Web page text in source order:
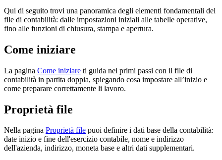
Qui di seguito trovi una panoramica degli elementi fondamentali del
file di contabilità: dalle impostazioni iniziali alle tabelle operative,
fino alle funzioni di chiusura, stampa e apertura.
Come iniziare
La pagina Come iniziare ti guida nei primi passi con il file di
contabilità in partita doppia, spiegando cosa impostare all’inizio e
come preparare correttamente li lavoro.
Proprietà file
Nella pagina Proprietà file puoi definire i dati base della contabilità:
date inizio e fine dell'esercizio contabile, nome e indirizzo
dell'azienda, indirizzo, moneta base e altri dati supplementari.